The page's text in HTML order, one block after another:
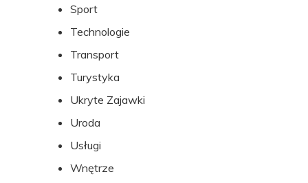
Sport
Technologie
Transport
Turystyka
Ukryte Zajawki
Uroda
Usługi
Wnętrze